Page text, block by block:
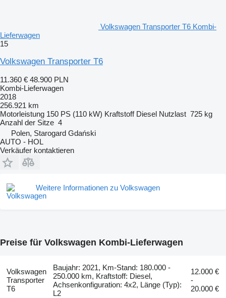
Volkswagen Transporter T6 Kombi-
Lieferwagen
15
Volkswagen Transporter T6
11.360 € 48.900 PLN
Kombi-Lieferwagen
2018
256.921 km
Motorleistung 150 PS (110 kW) Kraftstoff Diesel Nutzlast 725 kg
Anzahl der Sitze 4
Polen, Starogard Gdański
AUTO - HOL
Verkäufer kontaktieren
Weitere Informationen zu Volkswagen
Preise für Volkswagen Kombi-Lieferwagen
Volkswagen
Transporter
T6
Baujahr: 2021, Km-Stand: 180.000 -
250.000 km, Kraftstoff: Diesel,
Achsenkonfiguration: 4x2, Länge (Typ):
L2
12.000 €
-
20.000 €